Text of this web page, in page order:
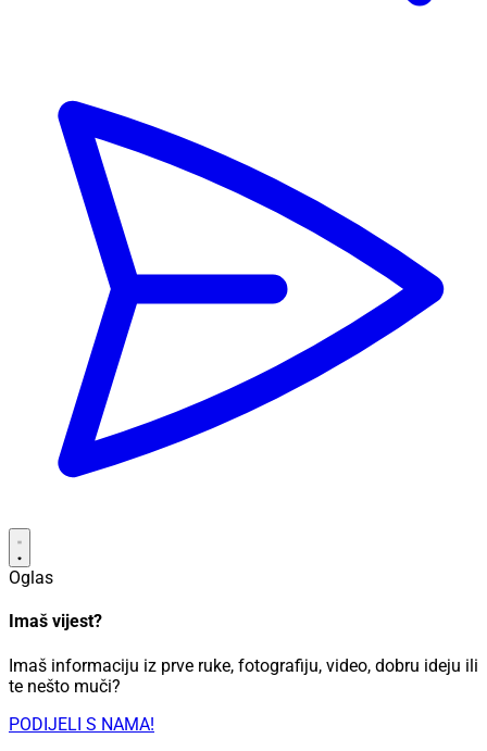
Oglas
Imaš vijest?
Imaš informaciju iz prve ruke, fotografiju, video, dobru ideju ili
te nešto muči?
PODIJELI S NAMA!